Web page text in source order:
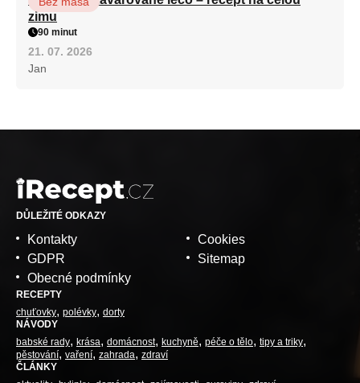
zimu
90 minut
21. 07. 2026
Jan
DŮLEŽITÉ ODKAZY
Kontakty
GDPR
Obecné podmínky
Cookies
Sitemap
RECEPTY
chuťovky polévky dorty
NÁVODY
babské rady
krása domácnost kuchyně péče o tělo tipy a triky
pěstování vaření zahrada zdraví
ČLÁNKY